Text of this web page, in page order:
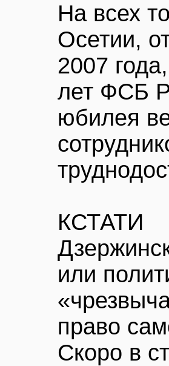
На всех
Осетии,
2007
лет ФСБ
юбилея
КСТАТИ
или
право
Скоро в